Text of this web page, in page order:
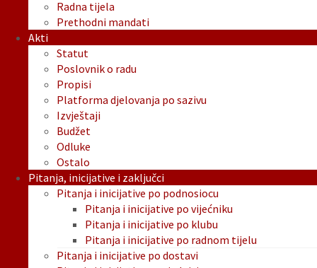
Radna tijela
Prethodni mandati
Akti
Statut
Poslovnik o radu
Propisi
Platforma djelovanja po sazivu
Izvještaji
Budžet
Odluke
Ostalo
Pitanja, inicijative i zaključci
Pitanja i inicijative po podnosiocu
Pitanja i inicijative po vijećniku
Pitanja i inicijative po klubu
Pitanja i inicijative po radnom tijelu
Pitanja i inicijative po dostavi